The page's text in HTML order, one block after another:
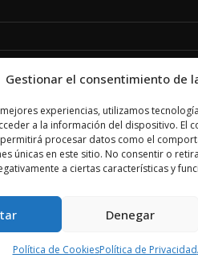
Gestionar el consentimiento de
experiencias, utilizamos
a la información del dispositivo. El
procesar datos como el
únicas en este sitio. No consentir o
a ciertas características y
Denegar
Política de CookiesPolítica de Privacidad
Reservados. Diseño WebBaudí